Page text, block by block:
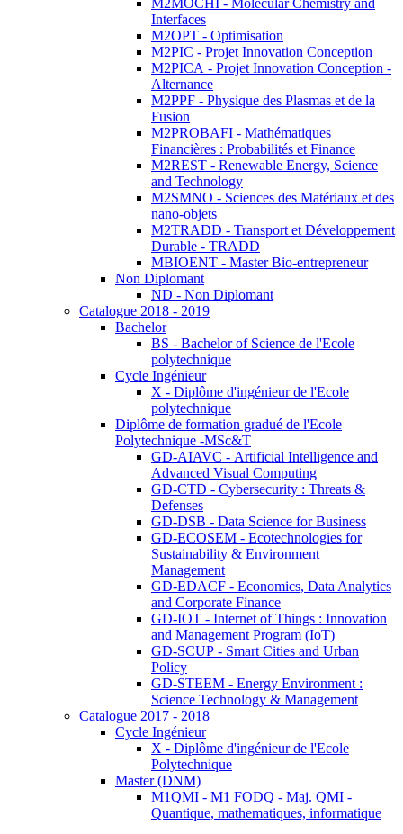
M2MOCHI - Molecular Chemistry and
Interfaces
M2OPT - Optimisation
M2PIC - Projet Innovation Conception
M2PICA - Projet Innovation Conception -
Alternance
M2PPF - Physique des Plasmas et de la
Fusion
M2PROBAFI - Mathématiques
Financières : Probabilités et Finance
M2REST - Renewable Energy, Science
and Technology
M2SMNO - Sciences des Matériaux et des
nano-objets
M2TRADD - Transport et Développement
Durable - TRADD
MBIOENT - Master Bio-entrepreneur
Non Diplomant
ND - Non Diplomant
Catalogue 2018 - 2019
Bachelor
BS - Bachelor of Science de l'Ecole
polytechnique
Cycle Ingénieur
X - Diplôme d'ingénieur de l'Ecole
polytechnique
Diplôme de formation gradué de l'Ecole
Polytechnique -MSc&T
GD-AIAVC - Artificial Intelligence and
Advanced Visual Computing
GD-CTD - Cybersecurity : Threats &
Defenses
GD-DSB - Data Science for Business
GD-ECOSEM - Ecotechnologies for
Sustainability & Environment
Management
GD-EDACF - Economics, Data Analytics
and Corporate Finance
GD-IOT - Internet of Things : Innovation
and Management Program (IoT)
GD-SCUP - Smart Cities and Urban
Policy
GD-STEEM - Energy Environment :
Science Technology & Management
Catalogue 2017 - 2018
Cycle Ingénieur
X - Diplôme d'ingénieur de l'Ecole
Polytechnique
Master (DNM)
M1QMI - M1 FODQ - Maj. QMI -
Quantique, mathematiques, informatique